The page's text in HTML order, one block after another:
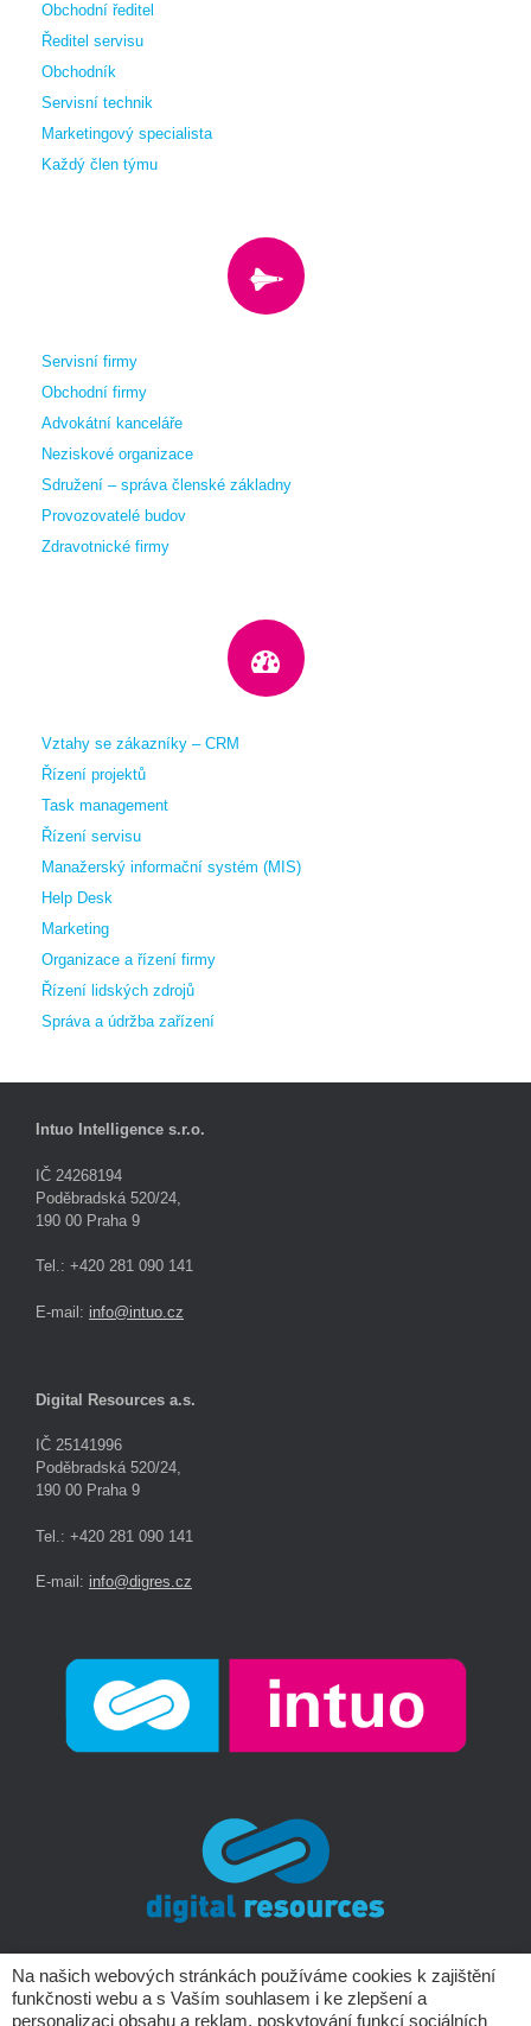
Obchodní ředitel
Ředitel servisu
Obchodník
Servisní technik
Marketingový specialista
Každý člen týmu
Servisní firmy
Obchodní firmy
Advokátní kanceláře
Neziskové organizace
Sdružení – správa členské základny
Provozovatelé budov
Zdravotnické firmy
Vztahy se zákazníky – CRM
Řízení projektů
Task management
Řízení servisu
Manažerský informační systém (MIS)
Help Desk
Marketing
Organizace a řízení firmy
Řízení lidských zdrojů
Správa a údržba zařízení
Intuo Intelligence s.r.o.
IČ 24268194
Poděbradská 520/24,
190 00 Praha 9
Tel.: +420 281 090 141
E-mail: info@intuo.cz
Digital Resources a.s.
IČ 25141996
Poděbradská 520/24,
190 00 Praha 9
Tel.: +420 281 090 141
E-mail: info@digres.cz
Copyright © Digital Resources a.s.
Na našich webových stránkách používáme cookies k zajištění
funkčnosti webu a s Vaším souhlasem i ke zlepšení a
personalizaci obsahu a reklam, poskytování funkcí sociálních